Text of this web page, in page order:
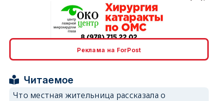
Реклама на ForPost
Читаемое
Что местная жительница рассказала о